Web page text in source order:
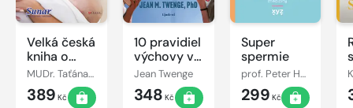
Velká česká
kniha o
matce a
dítěti
MUDr. Taťána Hanáková
389 Kč
10 pravidiel
výchovy vo
svete
moderných
technológií
Jean Twenge
348 Kč
Super
spermie
prof. Peter Humaidan
299 Kč